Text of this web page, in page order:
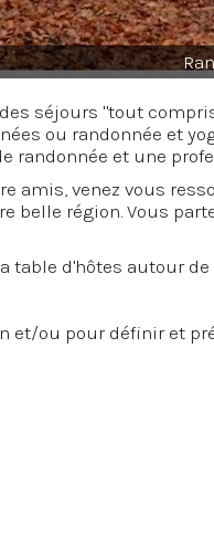
séjours "tout
ou randonnée et
randonnée et une
amis, venez vous
belle région. Vous
table d'hôtes autour
et/ou pour définir et